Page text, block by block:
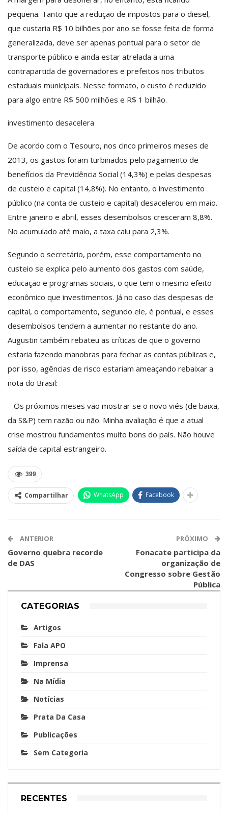
pequena. Tanto que a redução de impostos para o diesel,
que custaria R$ 10 bilhões por ano se fosse feita de forma
generalizada, deve ser apenas pontual para o setor de
transporte público e ainda estar atrelada a uma
contrapartida de governadores e prefeitos nos tributos
estaduais municipais. Nesse formato, o custo é reduzido
para algo entre R$ 500 milhões e R$ 1 bilhão.
investimento desacelera
De acordo com o Tesouro, nos cinco primeiros meses de
2013, os gastos foram turbinados pelo pagamento de
benefícios da Previdência Social (14,3%) e pelas despesas
de custeio e capital (14,8%). No entanto, o investimento
público (na conta de custeio e capital) desacelerou em maio.
Entre janeiro e abril, esses desembolsos cresceram 8,8%.
No acumulado até maio, a taxa caiu para 2,3%.
Segundo o secretário, porém, esse comportamento no
custeio se explica pelo aumento dos gastos com saúde,
educação e programas sociais, o que tem o mesmo efeito
econômico que investimentos. Já no caso das despesas de
capital, o comportamento, segundo ele, é pontual, e esses
desembolsos tendem a aumentar no restante do ano.
Augustin também rebateu as críticas de que o governo
estaria fazendo manobras para fechar as contas públicas e,
por isso, agências de risco estariam ameaçando rebaixar a
nota do Brasil:
– Os próximos meses vão mostrar se o novo viés (de baixa,
da S&P) tem razão ou não. Minha avaliação é que a atual
crise mostrou fundamentos muito bons do país. Não houve
saída de capital estrangeiro.
399
Compartilhar WhatsApp Facebook
ANTERIOR
Governo quebra recorde
de DAS
PRÓXIMO
Fonacate participa da
organização de
Congresso sobre Gestão
Pública
CATEGORIAS
Artigos
Fala APO
Imprensa
Na Mídia
Notícias
Prata Da Casa
Publicações
Sem Categoria
RECENTES